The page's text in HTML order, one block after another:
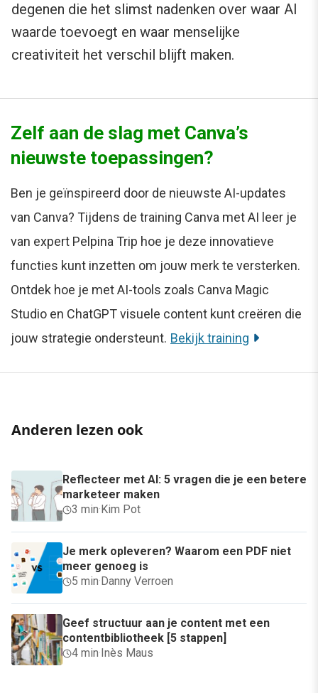
degenen die het slimst nadenken over waar AI
waarde toevoegt en waar menselijke
creativiteit het verschil blijft maken.
Zelf aan de slag met Canva’s
nieuwste toepassingen?
Ben je geïnspireerd door de nieuwste AI-updates
van Canva? Tijdens de training Canva met AI leer je
van expert Pelpina Trip hoe je deze innovatieve
functies kunt inzetten om jouw merk te versterken.
Ontdek hoe je met AI-tools zoals Canva Magic
Studio en ChatGPT visuele content kunt creëren die
jouw strategie ondersteunt. Bekijk training
Anderen lezen ook
Reflecteer met AI: 5 vragen die je een betere
marketeer maken
3 min· Kim Pot
Je merk opleveren? Waarom een PDF niet
meer genoeg is
5 min· Danny Verroen
Geef structuur aan je content met een
contentbibliotheek [5 stappen]
4 min· Inès Maus